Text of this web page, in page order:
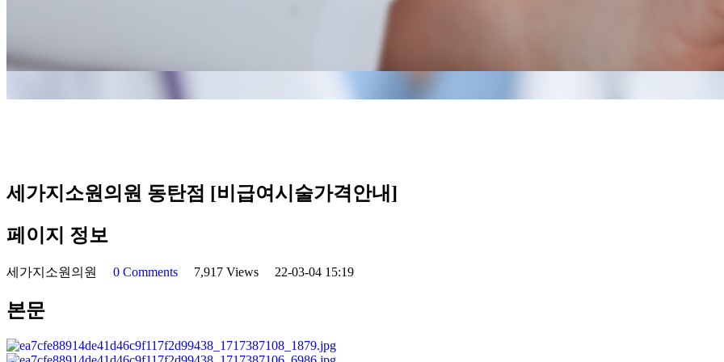
세가지소원의원 동탄점 [비급여시술가격안내]
페이지 정보
세가지소원의원 0 Comments 7,917 Views 22-03-04 15:19
본문